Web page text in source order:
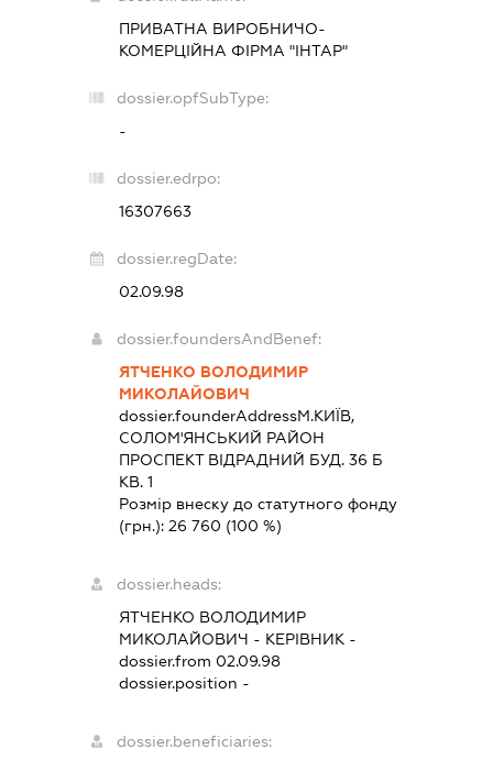
ПРИВАТНА ВИРОБНИЧО-
КОМЕРЦІЙНА ФІРМА "ІНТАР"
dossier.opfSubType:
-
dossier.edrpo:
16307663
dossier.regDate:
02.09.98
dossier.foundersAndBenef:
ЯТЧЕНКО ВОЛОДИМИР
МИКОЛАЙОВИЧ
dossier.founderAddressМ.КИЇВ,
СОЛОМ'ЯНСЬКИЙ РАЙОН
ПРОСПЕКТ ВІДРАДНИЙ БУД. 36 Б
КВ. 1
Розмір внеску до статутного фонду
(грн.): 26 760 (100 %)
dossier.heads:
ЯТЧЕНКО ВОЛОДИМИР
МИКОЛАЙОВИЧ - КЕРІВНИК -
dossier.from 02.09.98
dossier.position -
dossier.beneficiaries: